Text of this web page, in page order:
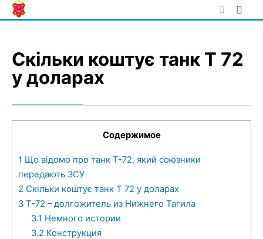
Skip
to
Скільки коштує танк Т 72
у доларах
Содержимое
1 Що відомо про танк Т-72, який союзники
передають ЗСУ
2 Скільки коштує танк Т 72 у доларах
3 Т-72 – долгожитель из Нижнего Тагила
3.1 Немного истории
3.2 Конструкция